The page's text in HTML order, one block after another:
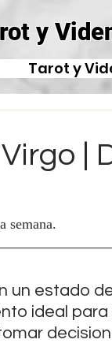
y
Tarot y
|
semana.
un estado
ideal